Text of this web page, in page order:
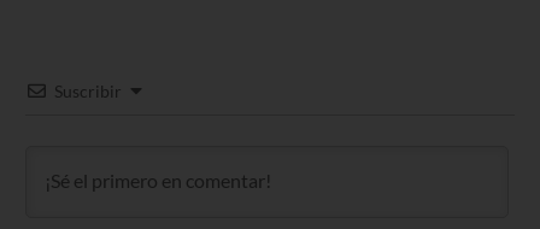
Suscribir